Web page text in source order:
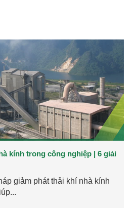
kính trong công nghiệp | 6 giải
giảm phát thải khí nhà kính